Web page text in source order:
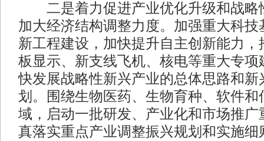
二是着力促进产业优化升级和战略
加大经济结构调整力度。加强重大科技
新工程建设，加快提升自主创新能力，
板显示、新支线飞机、核电等重大专项
快发展战略性新兴产业的总体思路和新
划。围绕生物医药、生物育种、软件和
域，启动一批研发、产业化和市场推广
真落实重点产业调整振兴规划和实施细